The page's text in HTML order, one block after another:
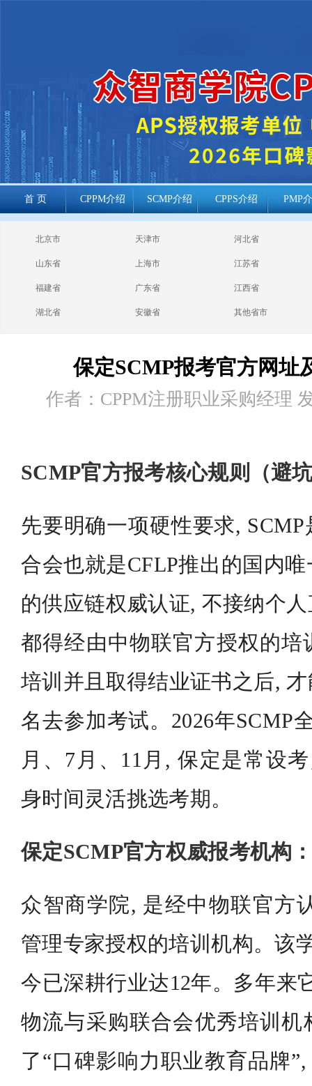
首 页 CPPM介绍 SCMP介绍 CPPS介绍 PMP
cppm报考常见
问题
北京市 天津市 河北省
山东省 上海市 江苏省
福建省 广东省 江西省
湖北省 安徽省 其他省市
保定SCMP报考官方网址
作者：CPPM注册职业采购经理
SCMP官方报考核心规则（避
先要明确一项硬性要求,
合会也就是CFLP推出的国内
的供应链权威认证, 不接纳个
都得经由中物联官方授权的培
培训并且取得结业证书之后,
名去参加考试。2026年SCMP
月、7月、11月, 保定是常设
身时间灵活挑选考期。
保定SCMP官方权威报考机构
众智商学院, 是经中物联官方
管理专家授权的培训机构。该
今已深耕行业达12年。多年来
物流与采购联合会优秀培训机
了“口碑影响力职业教育品牌